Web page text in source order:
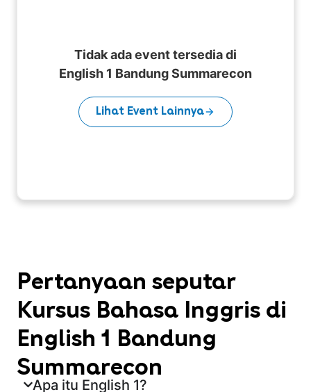
Tidak ada event tersedia di
English 1 Bandung Summarecon
Lihat Event Lainnya
Pertanyaan seputar
Kursus Bahasa Inggris di
English 1 Bandung
Summarecon
Apa itu English 1?